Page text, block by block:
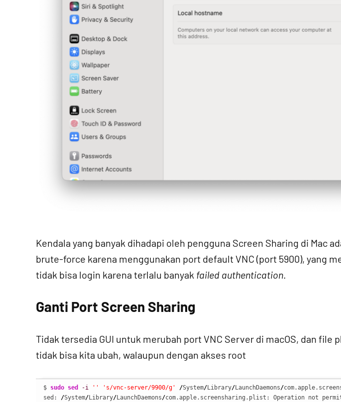
Kendala yang banyak dihadapi oleh pengguna Screen Sharing di Mac
brute-force karena menggunakan port default VNC (port 5900), yang
tidak bisa login karena terlalu banyak failed authentication.
Ganti Port Screen Sharing
Tidak tersedia GUI untuk merubah port VNC Server di macOS, dan file
tidak bisa kita ubah, walaupun dengan akses root
$ sudo sed -i '' 's/vnc-server/9900/g' /System/Library/LaunchDaemons/
sed: /System/Library/LaunchDaemons/com.apple.screensharing.plist: Operation not